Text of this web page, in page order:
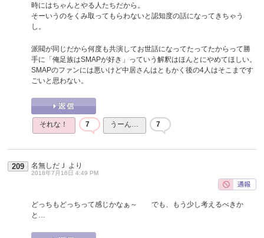
時にはちゃんとやる人たちだから。
そーいうのをくみ取ってもらわないと認知度の話になってきちゃう
し。
派閥が同じだから何度も共演してお世話になってたってたからって勝
手に「俺足族はSMAPが好き」っていう解釈はほんとにやめてほしい。
SMAPのファンには悪いけど中居さんはともかく後の4人はそこまです
ごいと思わない。
それな！ 7 うーん… 7
209 名無しだＪ より
2018年7月16日 4:49 PM
どっちもどっちって感じかなぁ～ でも、もう少し考えるべきか
と…